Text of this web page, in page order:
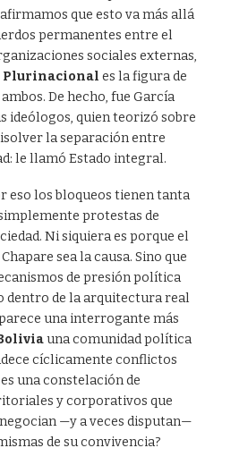
que esto va más allá
permanentes entre el
sociales externas,
Plurinacional es la figura de
De hecho, fue García
ideólogos, quien teorizó sobre
la separación entre
le llamó Estado integral.
eso los bloqueos tienen tanta
protestas de
Ni siquiera es porque el
sea la causa. Sino que
de presión política
dentro de la arquitectura real
una interrogante más
una comunidad política
cíclicamente conflictos
una constelación de
y corporativos que
—y a veces disputan—
de su convivencia?